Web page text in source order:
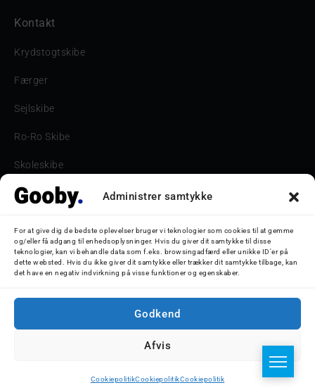
Administrer samtykke
For at give dig de bedste oplevelser bruger vi teknologier som cookies til at gemme
og/eller få adgang til enhedsoplysninger. Hvis du giver dit samtykke til disse
teknologier, kan vi behandle data som f.eks. browsingadfærd eller unikke ID'er på
dette websted. Hvis du ikke giver dit samtykke eller trækker dit samtykke tilbage, kan
det have en negativ indvirkning på visse funktioner og egenskaber.
Godkend
Afvis
CookiepolitikCookiepolitikCookiepolitik
Kontakt
Krydstogtskibe
Færger
Sejlskibe
Ro-Ro Skibe
Skoleskibe
Havne & Turbåde samt restaurantionsskibe
Bilskib
Storebæltsbroen
© 2026 Nicolaj D. Jepsen - Gooby.dk